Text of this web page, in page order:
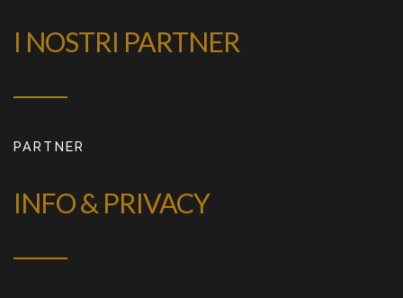
I NOSTRI PARTNER
PARTNER
INFO & PRIVACY